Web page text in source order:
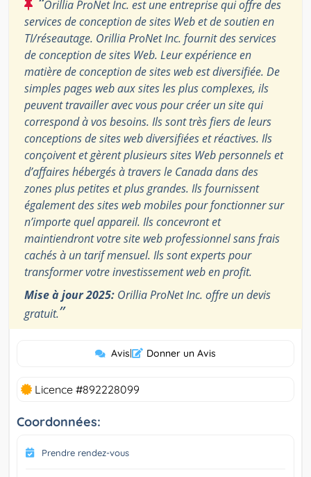
Orillia ProNet Inc. est une entreprise qui offre des
services de conception de sites Web et de soutien en
TI/réseautage. Orillia ProNet Inc. fournit des services
de conception de sites Web. Leur expérience en
matière de conception de sites web est diversifiée. De
simples pages web aux sites les plus complexes, ils
peuvent travailler avec vous pour créer un site qui
correspond à vos besoins. Ils sont très fiers de leurs
conceptions de sites web diversifiées et réactives. Ils
conçoivent et gèrent plusieurs sites Web personnels et
d’affaires hébergés à travers le Canada dans des
zones plus petites et plus grandes. Ils fournissent
également des sites web mobiles pour fonctionner sur
n’importe quel appareil. Ils concevront et
maintiendront votre site web professionnel sans frais
cachés à un tarif mensuel. Ils sont experts pour
transformer votre investissement web en profit.
Mise à jour 2025: Orillia ProNet Inc. offre un devis
gratuit.”
Avis| Donner un Avis
Licence #892228099
Coordonnées:
Prendre rendez-vous